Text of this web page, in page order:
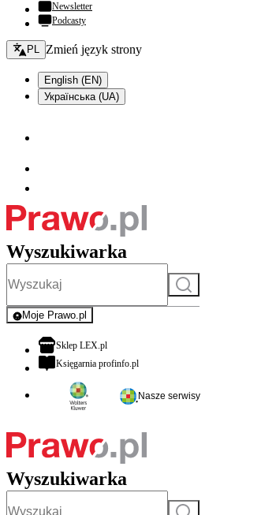
Newsletter
Podcasty
Zmień język - bieżący:
PL Zmień język strony
English (EN)
Українська (UA)
Wyszukiwarka
Szukaj
Moje Prawo.pl
- rejestracja i logowanie do serwisu
Sklep LEX.plotwiera się w nowej karcie
Księgarnia profinfo.plotwiera się w nowej karcie
Nasze serwisy
Wyszukiwarka
Szukaj